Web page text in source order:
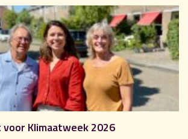
Klimaatweek 2026